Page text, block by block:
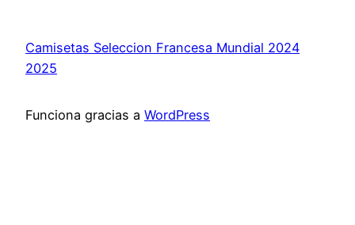
Camisetas Seleccion Francesa Mundial 2024
2025
Funciona gracias a WordPress